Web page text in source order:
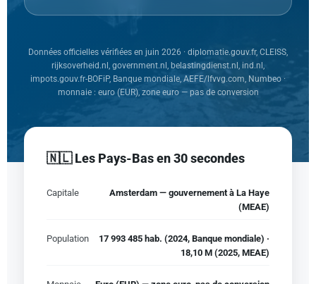
Données officielles vérifiées en juin 2026 · diplomatie.gouv.fr, CLEISS,
rijksoverheid.nl, government.nl, belastingdienst.nl, ind.nl,
impots.gouv.fr-BOFiP, Banque mondiale, AEFE/lfvvg.com, Numbeo ·
monnaie : euro (EUR), zone euro — pas de conversion
🇳🇱 Les Pays-Bas en 30 secondes
Capitale
Amsterdam — gouvernement à La Haye
(MEAE)
Population
17 993 485 hab. (2024, Banque mondiale) ·
18,10 M (2025, MEAE)